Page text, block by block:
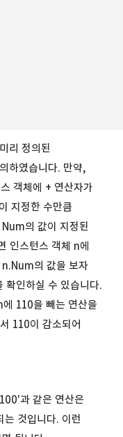
리 정의된
하였습니다. 만약,
객체에 + 연산자가
지정한 수만큼
의 값이 지정된
인스턴스 객체 n에
의 값을 보자
인하실 수 있습니다.
110을 빼는 연산을
110이 감소되어
과 같은 연산은
는 것입니다. 이런